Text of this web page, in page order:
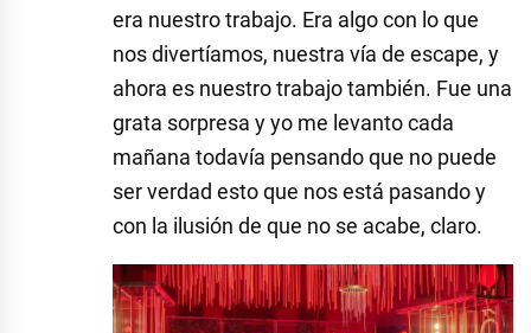
era nuestro trabajo. Era algo con lo que
nos divertíamos, nuestra vía de escape, y
ahora es nuestro trabajo también. Fue una
grata sorpresa y yo me levanto cada
mañana todavía pensando que no puede
ser verdad esto que nos está pasando y
con la ilusión de que no se acabe, claro.